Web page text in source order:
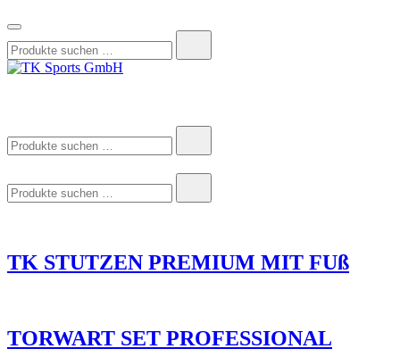
nach:
nach:
nach:
TK STUTZEN PREMIUM MIT FUß
TORWART SET PROFESSIONAL